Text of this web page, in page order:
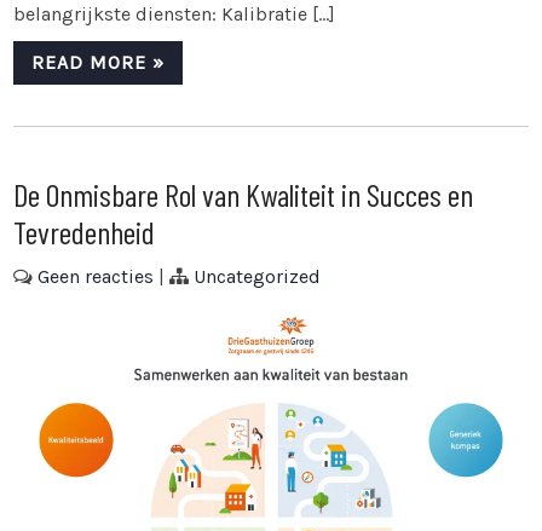
belangrijkste diensten: Kalibratie […]
READ MORE »
De Onmisbare Rol van Kwaliteit in Succes en
Tevredenheid
Geen reacties | Uncategorized